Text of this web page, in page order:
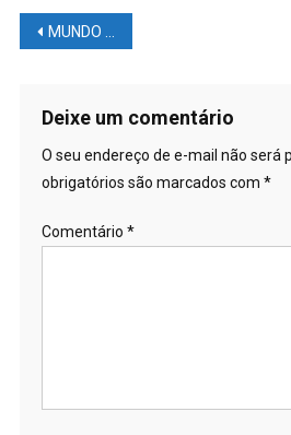
Navegação
Post
MUNDO DAS LUTAS – UFC – SANDHAGEN￼VS SONG – Local: UFC APEX, Las Vegas Estados Unidos – Todas As Informações Em Um Único Link
Deixe um comentário
O seu endereço de e-mail não será
obrigatórios são marcados com *
Comentário *